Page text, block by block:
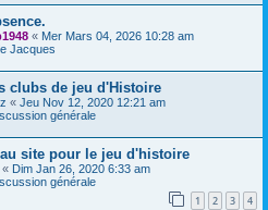
« Mer Mars 04, 2026 10:28 am
Jacques
clubs de jeu d'Histoire
« Jeu Nov 12, 2020 12:21 am
générale
site pour le jeu d'histoire
« Dim Jan 26, 2020 6:33 am
générale
1 2 3 4